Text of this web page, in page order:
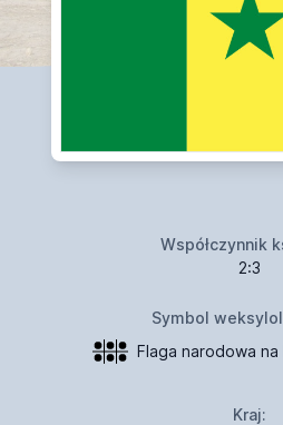
Współczynnik
2:3
Symbol
Flaga narodowa
Kraj: